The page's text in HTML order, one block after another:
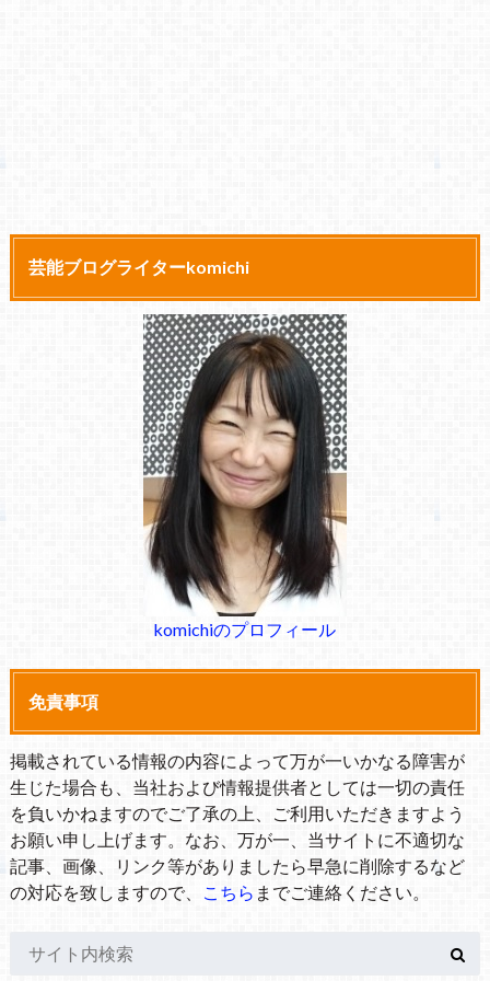
芸能ブログライターkomichi
komichiのプロフィール
免責事項
掲載されている情報の内容によって万が一いかなる障害が
生じた場合も、当社および情報提供者としては一切の責任
を負いかねますのでご了承の上、ご利用いただきますよう
お願い申し上げます。なお、万が一、当サイトに不適切な
記事、画像、リンク等がありましたら早急に削除するなど
の対応を致しますので、
こちら までご連絡ください。